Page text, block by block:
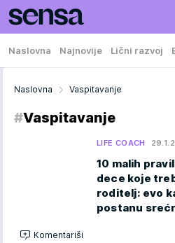
Naslovna Najnovije Lični razvoj
Naslovna Vaspitavanje
#Vaspitavanje
LIFE COACH
10 malih
dece koje
roditelj: evo
postanu
Komentariši